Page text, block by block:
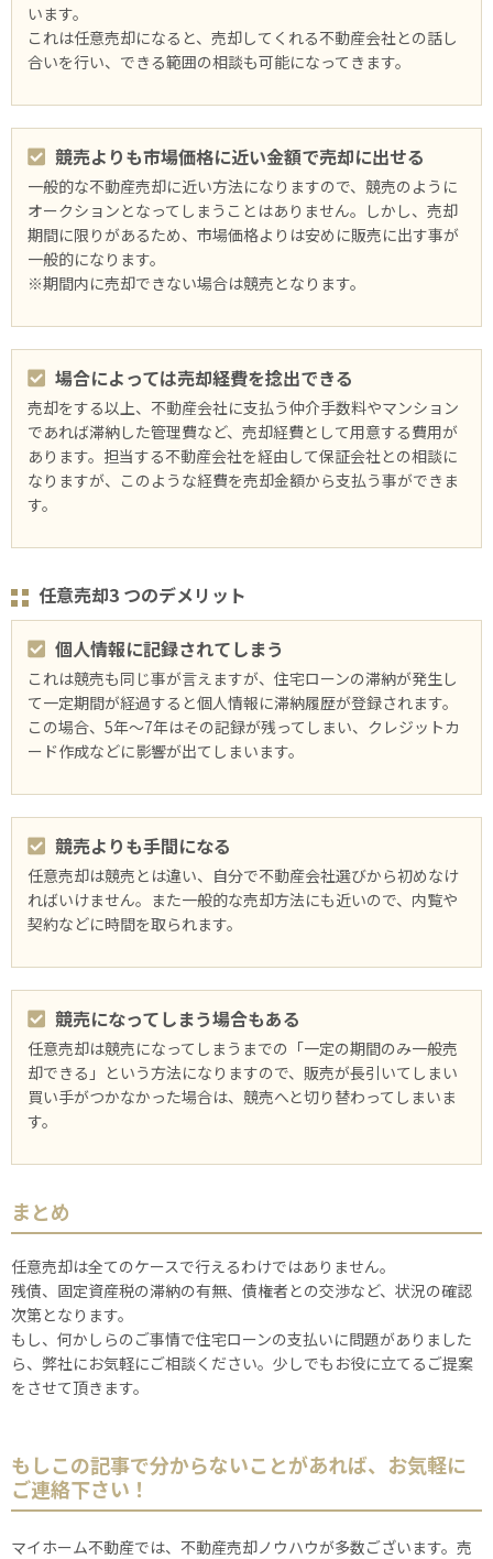
います。
これは任意売却になると、売却してくれる不動産会社との話し
合いを行い、できる範囲の相談も可能になってきます。
競売よりも市場価格に近い金額で売却に出せる
⼀般的な不動産売却に近い方法になりますので、競売のように
オークションとなってしまうことはありません。しかし、売却
期間に限りがあるため、市場価格よりは安めに販売に出す事が
⼀般的になります。
※期間内に売却できない場合は競売となります。
場合によっては売却経費を捻出できる
売却をする以上、不動産会社に支払う仲介手数料やマンション
であれば滞納した管理費など、売却経費として用意する費用が
あります。担当する不動産会社を経由して保証会社との相談に
なりますが、このような経費を売却金額から支払う事ができま
す。
任意売却3 つのデメリット
個人情報に記録されてしまう
これは競売も同じ事が言えますが、住宅ローンの滞納が発生し
て⼀定期間が経過すると個人情報に滞納履歴が登録されます。
この場合、5年～7年はその記録が残ってしまい、クレジットカ
ード作成などに影響が出てしまいます。
競売よりも手間になる
任意売却は競売とは違い、自分で不動産会社選びから初めなけ
ればいけません。また⼀般的な売却方法にも近いので、内覧や
契約などに時間を取られます。
競売になってしまう場合もある
任意売却は競売になってしまうまでの「⼀定の期間のみ⼀般売
却できる」という方法になりますので、販売が長引いてしまい
買い手がつかなかった場合は、競売へと切り替わってしまいま
す。
まとめ
任意売却は全てのケースで行えるわけではありません。
残債、固定資産税の滞納の有無、債権者との交渉など、状況の確認
次第となります。
もし、何かしらのご事情で住宅ローンの支払いに問題がありました
ら、弊社にお気軽にご相談ください。少しでもお役に立てるご提案
をさせて頂きます。
もしこの記事で分からないことがあれば、お気軽に
ご連絡下さい！
マイホーム不動産では、不動産売却ノウハウが多数ございます。売